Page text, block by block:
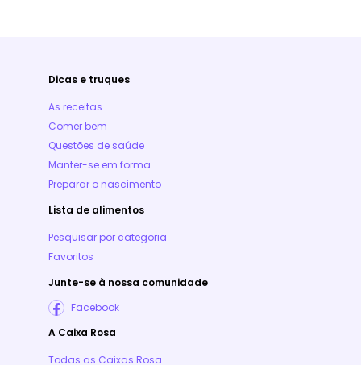
Dicas e truques
As receitas
Comer bem
Questões de saúde
Manter-se em forma
Preparar o nascimento
Lista de alimentos
Pesquisar por categoria
Favoritos
Junte-se à nossa comunidade
Facebook
A Caixa Rosa
Todas as Caixas Rosa